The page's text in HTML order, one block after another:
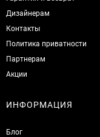
Дизайнерам
Контакты
Политика приватности
Партнерам
Акции
ИНФОРМАЦИЯ
Блог